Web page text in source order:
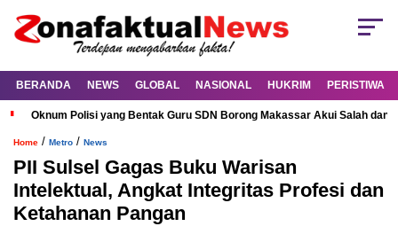
BERANDA NEWS GLOBAL NASIONAL HUKRIM PERISTIWA
Oknum Polisi yang Bentak Guru SDN Borong Makassar Akui Salah dan
Home / Metro / News
PII Sulsel Gagas Buku Warisan
Intelektual, Angkat Integritas Profesi dan
Ketahanan Pangan